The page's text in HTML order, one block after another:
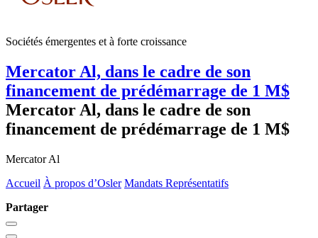
Sociétés émergentes et à forte croissance
Mercator Al, dans le cadre de son
financement de prédémarrage de 1 M$
Mercator Al, dans le cadre de son
financement de prédémarrage de 1 M$
Mercator Al
Accueil À propos d’Osler Mandats Représentatifs
Partager